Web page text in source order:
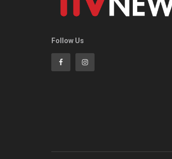
Follow Us